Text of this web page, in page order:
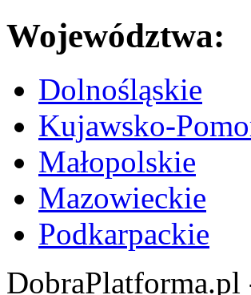
Województwa:
Dolnośląskie
Kujawsko-
Małopolskie
Mazowieckie
Podkarpackie